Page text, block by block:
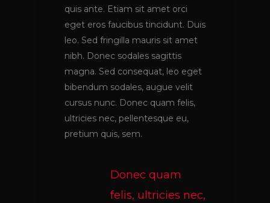
quis ante. Etiam sit amet orci
eget eros faucibus tincidunt. Duis
leo. Sed fringilla mauris sit amet
nibh. Donec sodales sagittis
magna. Sed consequat, leo eget
bibendum sodales, augue velit
cursus nunc. Donec quam felis,
ultricies nec, pellentesque eu,
pretium quis, sem.
Donec quam
felis, ultricies nec,